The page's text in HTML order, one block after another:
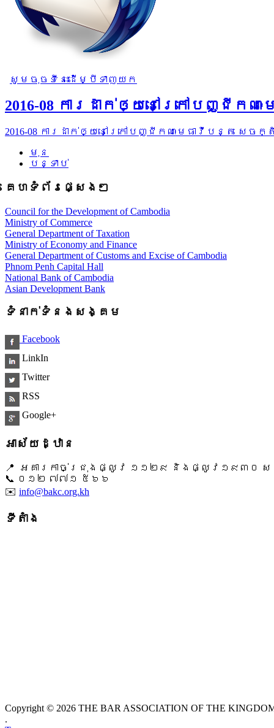
សូមចុចទីនេះដើម្បីទាញយក
2016-08 ការដាក់ឲ្យនៅក្រៅបញ្ជីក
2016-08 ការដាក់ឲ្យនៅក្រៅបញ្ជីកណៈមេធាវីបន្ត សេ
មុន
បន្ទាប់
គេហទំព័រផ្សេងៗ
Council for the Development of Cambodia
Ministry of Commerce
General Department of Taxation
Ministry of Economy and Finance
General Department of Customs and Excise of Cambodia
Phnom Penh Capital Hall
National Bank of Cambodia
Asian Development Bank
ទំនាក់ទំនងសង្គម
Facebook
LinkIn
Twitter
RSS
Google+
អាស័យដ្ឋាន
📍 អគារកាច់ជ្រុងផ្លូវ ១១២៩ និងផ្លូវ១៩៣០ ស
📞 ​០១២ ៧៧១ ៥៦៦
✉️ info@bakc.org.kh
ទីតាំង
Copyright © 2026 THE BAR ASSOCIATION OF THE
.